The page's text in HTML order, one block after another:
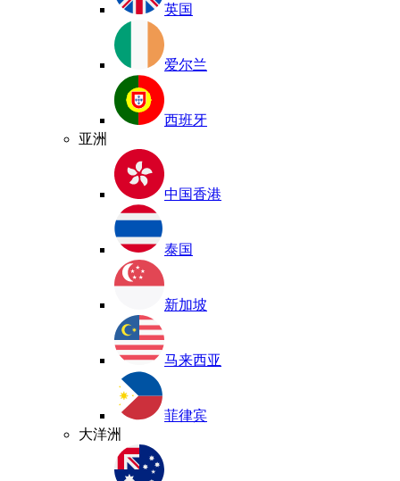
英国
爱尔兰
西班牙
亚洲
中国香港
泰国
新加坡
马来西亚
菲律宾
大洋洲